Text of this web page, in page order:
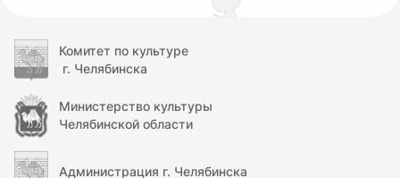
Комитет по культуре
г. Челябинска
Министерство культуры
Челябинской области
Администрация г. Челябинска